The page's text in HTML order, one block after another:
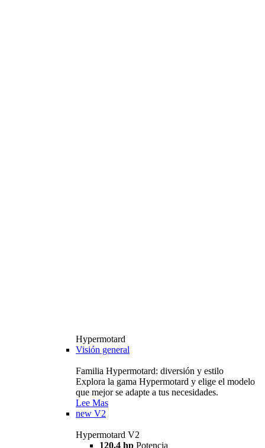
Hypermotard
Visión general
Familia Hypermotard: diversión y estilo
Explora la gama Hypermotard y elige el modelo
que mejor se adapte a tus necesidades.
Lee Mas
new V2
Hypermotard V2
120,4 hp Potencia